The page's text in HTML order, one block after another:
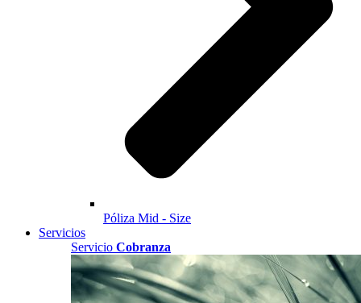
Póliza Mid - Size
Servicios
Servicio Cobranza